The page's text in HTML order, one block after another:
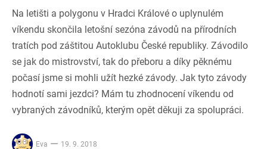
Na letišti a polygonu v Hradci Králové o uplynulém
víkendu skončila letošní sezóna závodů na přírodních
tratích pod záštitou Autoklubu České republiky. Závodilo
se jak do mistrovství, tak do přeboru a díky pěknému
počasí jsme si mohli užít hezké závody. Jak tyto závody
hodnotí sami jezdci? Mám tu zhodnocení víkendu od
vybraných závodníků, kterým opět děkuji za spolupráci.
Eva 19. 9. 2018